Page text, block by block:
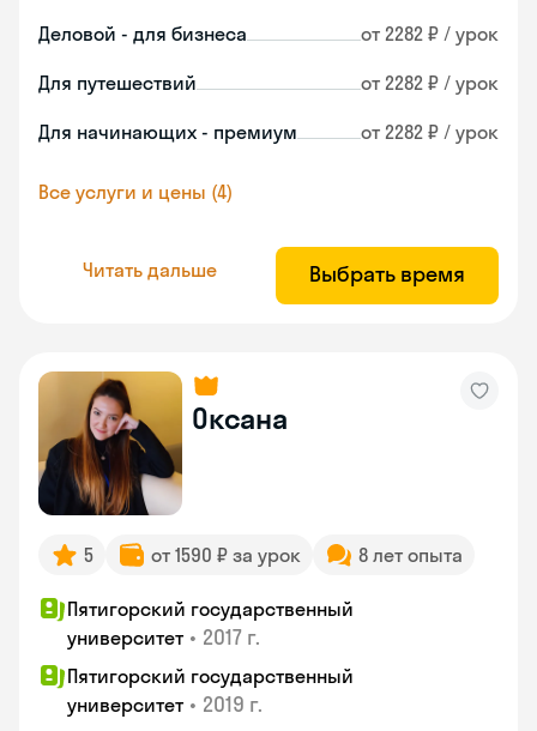
Деловой - для бизнеса от 2282 ₽ / урок
Для путешествий от 2282 ₽ / урок
Для начинающих - премиум от 2282 ₽ / урок
Все услуги и цены (4)
Читать дальше Выбрать время
Оксана
5 от 1590 ₽ за урок 8 лет опыта
Пятигорский государственный
университет • 2017 г.
Пятигорский государственный
университет • 2019 г.